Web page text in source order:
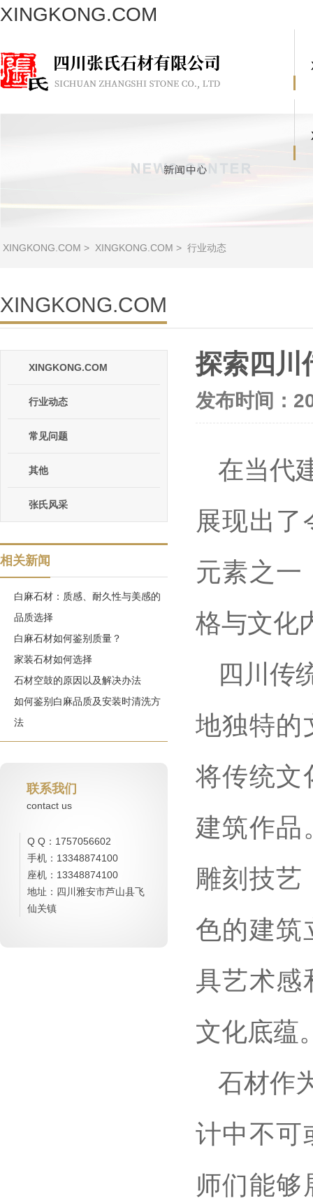
XINGKONG.COM
XINGKONG.COM > XINGKONG.COM > 行业动态
XINGKONG.COM
XINGKONG.COM
行业动态
常见问题
其他
张氏风采
相关新闻
白麻石材：质感、耐久性与美感的
品质选择
白麻石材如何鉴别质量？
家装石材如何选择
石材空鼓的原因以及解决办法
如何鉴别白麻品质及安装时清洗方
法
联系我们
contact us
Q Q：1757056602
手机：13348874100
座机：13348874100
地址：四川雅安市芦山县飞
仙关镇
探索四川
发布时间：
在当代
展现出了
元素之一
格与文化
四川传
地独特的
将传统文
建筑作品
雕刻技艺
色的建筑
具艺术感
文化底蕴
石材作
计中不可
师们能够